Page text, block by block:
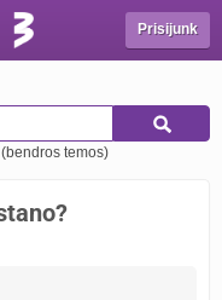
Prisijunk
temos)